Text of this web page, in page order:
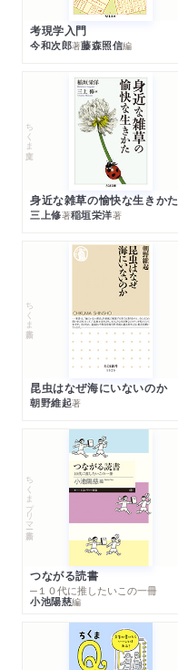
考現学入門
今和次郎著藤森照信編
ちくま文庫
身近な雑草の愉快な生きかた
三上修著稲垣栄洋著
ちくま新書
昆虫はなぜ海にいないのか
朝野維起著
ちくまプリマー新書
つながる読書
─１０代に推したいこの一冊
小池陽慈編